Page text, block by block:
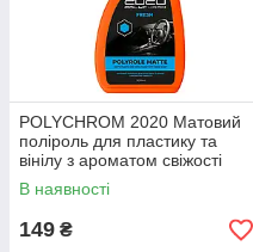
POLYCHROM 2020 Матовий
поліроль для пластику та
вінілу з ароматом свіжості
“POLYROLE MATTE”
В наявності
149 ₴